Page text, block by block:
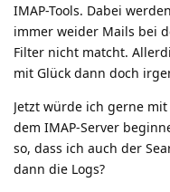
IMAP-Tools. Dabei
immer weider Mails bei
Filter nicht matcht.
mit Glück dann doch
Jetzt würde ich gerne
dem IMAP-Server
so, dass ich auch der
dann die Logs?